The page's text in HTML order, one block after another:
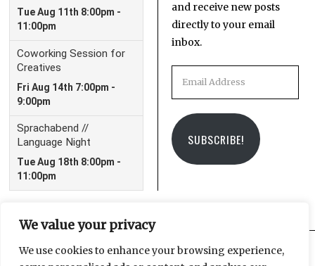
We value your privacy
We use cookies to enhance your browsing experience,
and receive new posts
directly to your email
inbox.
SUBSCRIBE!